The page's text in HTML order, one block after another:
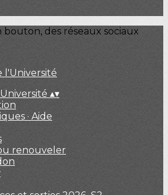
des réseaux sociaux
▴▾
· Aide
renouveler